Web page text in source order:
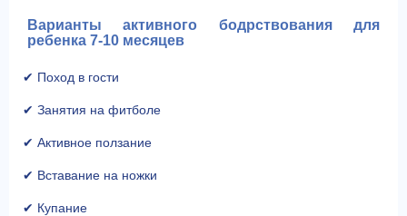
Варианты активного бодрствования для
ребенка 7-10 месяцев
✔ Поход в гости
✔ Занятия на фитболе
✔ Активное ползание
✔ Вставание на ножки
✔ Купание